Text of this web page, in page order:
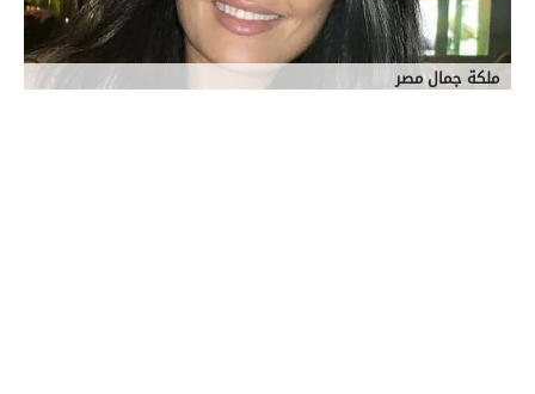
ملكة جمال مصر